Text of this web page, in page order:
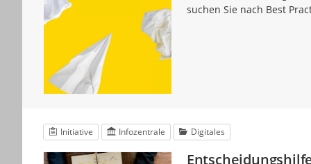
suchen Sie nach Best
Initiative Infozentrale Digitales